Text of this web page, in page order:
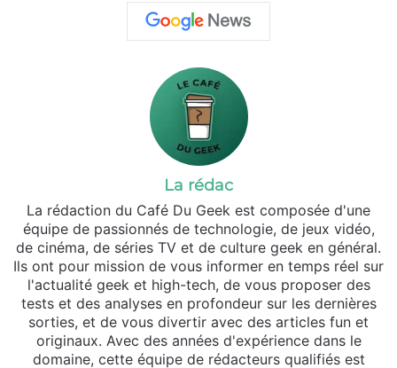
La rédac
La rédaction du Café Du Geek est composée d'une
équipe de passionnés de technologie, de jeux vidéo,
de cinéma, de séries TV et de culture geek en général.
Ils ont pour mission de vous informer en temps réel sur
l'actualité geek et high-tech, de vous proposer des
tests et des analyses en profondeur sur les dernières
sorties, et de vous divertir avec des articles fun et
originaux. Avec des années d'expérience dans le
domaine, cette équipe de rédacteurs qualifiés est